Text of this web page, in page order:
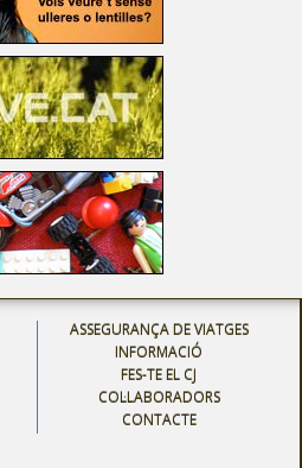
ASSEGURANÇA DE VIATGES
INFORMACIÓ
FES-TE EL CJ
COL·LABORADORS
CONTACTE